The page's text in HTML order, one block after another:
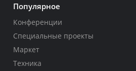
Популярное
Конференции
Специальные проекты
Маркет
Техника